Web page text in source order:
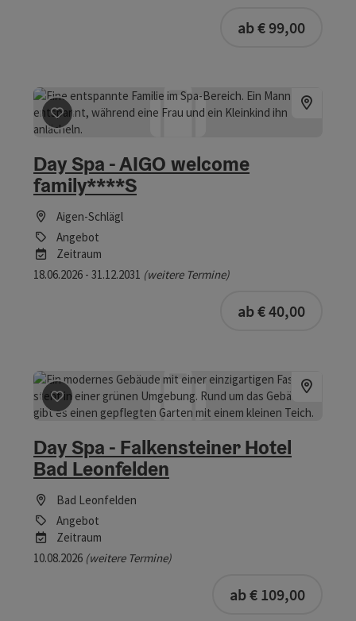
ab € 99,00
Beitrag merken
Day Spa - AIGO welcome
family****S
Aigen-Schlägl
Angebot
Zeitraum
18.06.2026 - 31.12.2031 (weitere Termine)
ab € 40,00
Beitrag merken: Day Spa - Falkensteiner Hotel Bad
Day Spa - Falkensteiner Hotel
Bad Leonfelden
Bad Leonfelden
Angebot
Zeitraum
10.08.2026 (weitere Termine)
ab € 109,00